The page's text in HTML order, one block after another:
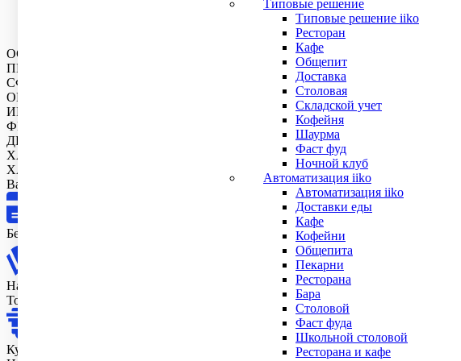
Типовые решение
Типовые решение iiko
Ресторан
Кафе
Общепит
Доставка
Столовая
Складской учет
Кофейня
Шаурма
Фаст фуд
Ночной клуб
Автоматизация iiko
Автоматизация iiko
Доставки еды
Кафе
Кофейни
Общепита
Пекарни
Ресторана
Бара
Столовой
Фаст фуда
Школьной столовой
Ресторана и кафе
: Класс промышленной герметизации
ОСНОВНОЕ
ПИТАНИЕ
СФЕРА ПРИМЕНЕНИЯ
ОПЦИИ
ИНТЕРФЕЙС ПОДКЛЮЧЕНИЯ И ПЕРЕДАЧА ДАННЫХ
ФИЗИЧЕСКИЕ ХАРАКТЕРИСТИКИ
ДИСПЛЕЙ
ХАРАКТЕРИСТИКИ ПЕЧАТИ
ХАРАКТЕРИСТИКИ
Варианты оплаты
Безналичный расчет
Наличные в офисе
Только в Москве и МО
Курьеру